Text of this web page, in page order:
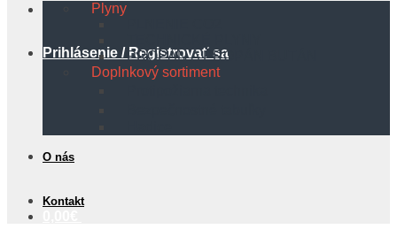
Prihlásenie / Registrovať sa
Plyny
PROPÁN A PROPÁN BUTÁN
Doplnkový sortiment
O nás
Kontakt